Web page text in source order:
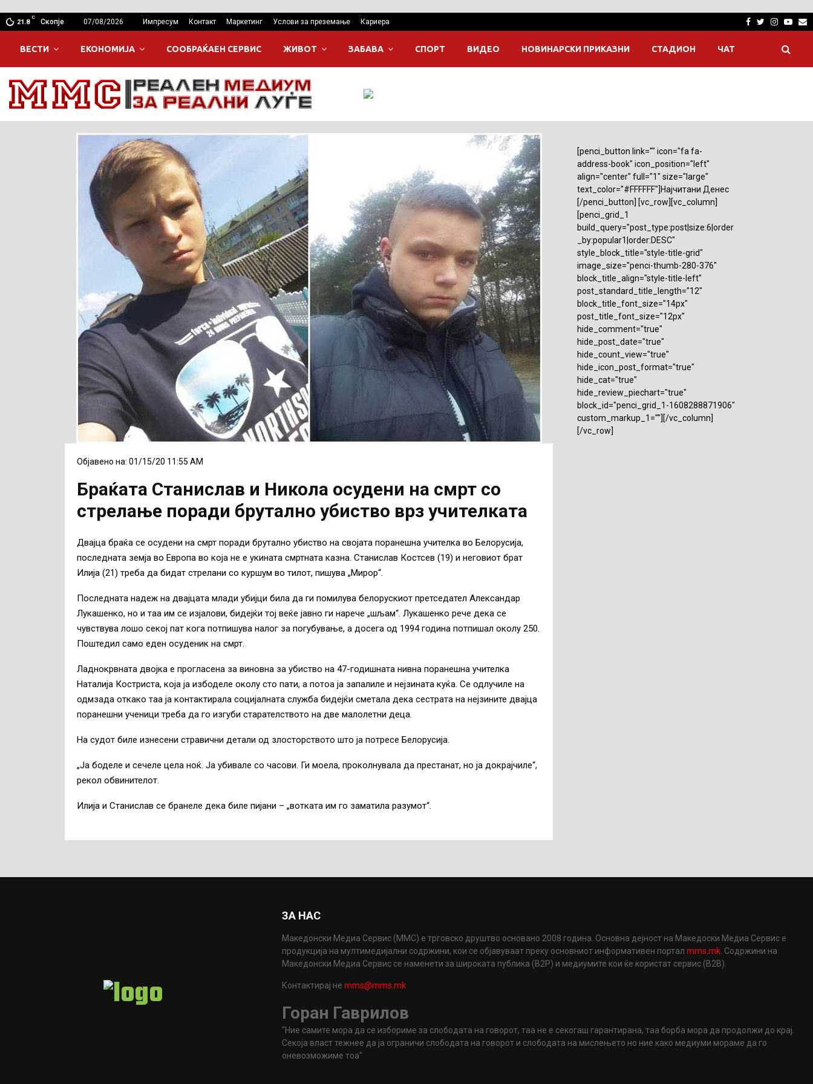
21.8
C
Скопје 07/08/2026 Импресум Контакт Маркетинг Услови за преземање Кариера Facebook
Twitter
ВЕСТИ ЕКОНОМИЈА СООБРАЌАЕН СЕРВИС ЖИВОТ ЗАБАВА СПОРТ ВИДЕО НОВИНАРСКИ ПРИКАЗНИ СТАДИОН ЧАТ
Објавено на: 01/15/20 11:55 AM
Браќата Станислав и Никола осудени на смрт со
стрелање поради брутално убиство врз учителката
Двајца браќа се осудени на смрт поради брутално убиство на својата поранешна учителка во Белорусија,
последната земја во Европа во која не е укината смртната казна. Станислав Костсев (19) и неговиот брат
Илија (21) треба да бидат стрелани со куршум во тилот, пишува „Мирор“.
Последната надеж на двајцата млади убијци била да ги помилува белорускиот претседател Александар
Лукашенко, но и таа им се изјалови, бидејќи тој веќе јавно ги нарече „шљам“. Лукашенко рече дека се
чувствува лошо секој пат кога потпишува налог за погубување, а досега од 1994 година потпишал околу 250.
Поштедил само еден осуденик на смрт.
Ладнокрвната двојка е прогласена за виновна за убиство на 47-годишната нивна поранешна учителка
Наталија Костриста, која ја избоделе околу сто пати, а потоа ја запалиле и нејзината куќа. Се одлучиле на
одмзада откако таа ја контактирала социјалната служба бидејќи сметала дека сестрата на нејзините двајца
поранешни ученици треба да го изгуби старателството на две малолетни деца.
На судот биле изнесени стравични детали од злосторството што ја потресе Белорусија.
„Ја боделе и сечеле цела ноќ. Ја убивале со часови. Ги моела, проколнувала да престанат, но ја докрајчиле“,
рекол обвинителот.
Илија и Станислав се бранеле дека биле пијани – „вотката им го заматила разумот“.
[penci_button link="" icon="fa fa-
address-book" icon_position="left"
align="center" full="1" size="large"
text_color="#FFFFFF"]Најчитани Денес
[/penci_button] [vc_row][vc_column]
[penci_grid_1
build_query="post_type:post|size:6|order
_by:popular1|order:DESC"
style_block_title="style-title-grid"
image_size="penci-thumb-280-376"
block_title_align="style-title-left"
post_standard_title_length="12"
block_title_font_size="14px"
post_title_font_size="12px"
hide_comment="true"
hide_post_date="true"
hide_count_view="true"
hide_icon_post_format="true"
hide_cat="true"
hide_review_piechart="true"
block_id="penci_grid_1-1608288871906"
custom_markup_1=""][/vc_column]
[/vc_row]
ЗА НАС
Македонски Медиа Сервис (ММС) е трговско друштво основано 2008 година. Основна дејност на Македоски Медиа Сервис е
продукција на мултимедијални содржини, кои се објавуваат преку основниот информативен порталmms.mk. Содржини на
Македонски Медиа Сервис се наменети за широката публика (B2P) и медиумите кои ќе користат сервис (B2B).
Контактирај неmms@mms.mk
Горан Гаврилов
"Ние самите мора да се избориме за слободата на говорот, таа не е секогаш гарантирана, таа борба мора да продолжи до крај.
Секоја власт тежнее да ја ограничи слободата на говорот и слободата на мислењето но ние како медиуми мораме да го
оневозможиме тоа"